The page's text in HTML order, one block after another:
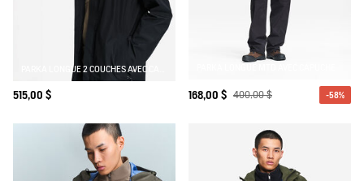
515,00 $ 168,00 $ 400,00 $ -58%